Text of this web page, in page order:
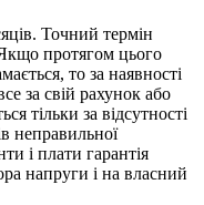
Точний термін
протягом цього
то за наявності
за свій рахунок або
тільки за відсутності
неправильної
і плати гарантія
напруги і на власний